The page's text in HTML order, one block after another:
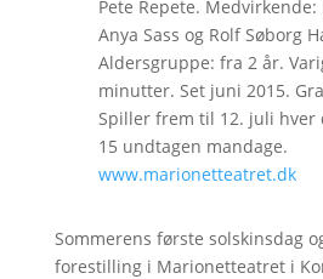
Pete Repete.
Anya Sass og Rolf Søborg
Aldersgruppe: fra 2 år.
minutter. Set juni 2015.
Spiller frem til 12. juli hver
15 undtagen mandage.
www.marionetteatret.dk
Sommerens første solskinsdag
forestilling i Marionetteatret i